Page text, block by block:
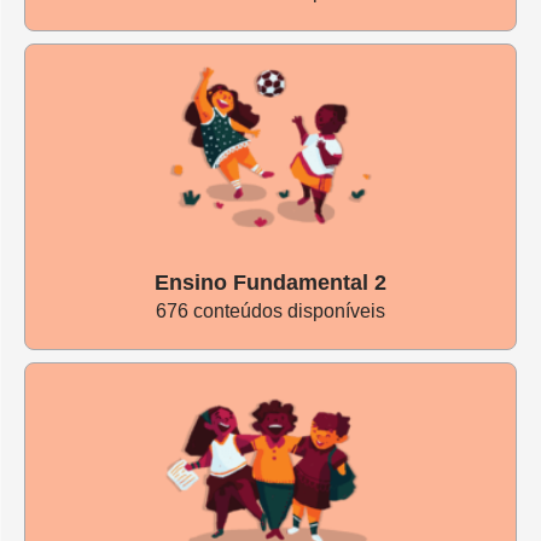
"Muitos elementos podem ser feitos de sucata. É
necessário desidealizar a ideia de utilizar muitos materiais
e deles serem rebuscados. As crianças não precisam de
tudo isso", completa Karina. Um pote de iogurte pode ser
uma torre ou uma panelinha, um galho vira uma varinha
ou uma espada, um tecido se transforma em um circuito
Com um olhar diferente, mesmo objetos que têm uma
funcionalidade clara podem se transformar em outros.
“Trabalhar com o que se tem e adaptar. Embaixo da mesa
pode ser uma caverna, o sofá pode ser um trem”, diz
Fátima Herculano Marcolino, diretora pedagógica no
Ensino Fundamental 2
676 conteúdos disponíveis